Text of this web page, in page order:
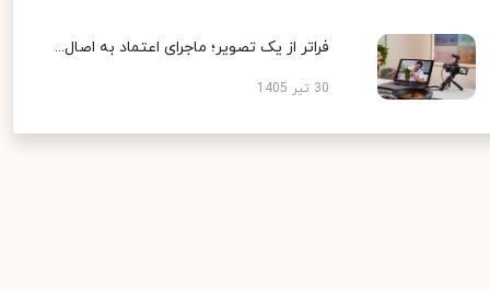
فراتر از یک تصویر؛ ماجرای اعتماد به اصال...
30 تیر 1405